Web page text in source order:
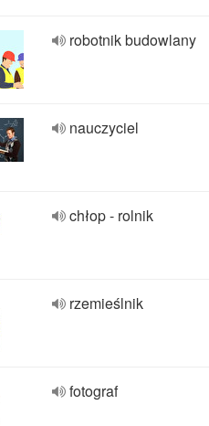
robotnik budowlany
nauczyciel
chłop - rolnik
rzemieślnik
fotograf